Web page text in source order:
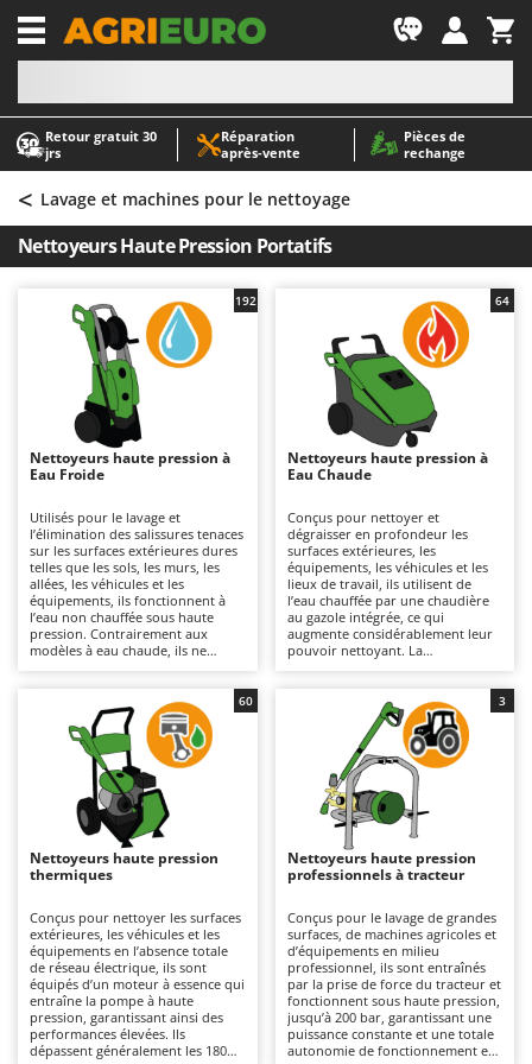
Retour gratuit 30
jrs
Réparation
après‑vente
Pièces de
rechange
-1
A
Abris de jardin
Accessoires pour tracteurs tondeuses autoportés
Aérateurs Scarificateurs pour gazon
Arracheuses de pommes de terre pour tracteur
Aspirateurs - Balais Électriques
Aspirateurs à cendres
Aspirateurs à feuilles sur roues
Aspirateurs de piscine
Aspirateurs Multifonctions
Atomiseurs agricoles pour tracteurs
Atomiseurs pour traitements
Autolaveuses
Autres produits
B
Balayeuses
Bancs de scie pour le bois - Scies à bûches
Barbecues
Bennes pour tracteur
Brosses pour sols extérieurs
Brouettes à moteur
Broyeurs à axe horizontal pour tracteur
Butteurs pour tracteur
C
Chargeurs de batterie - Démarreurs
Charrues pour tracteur
A
AgriEuro Premium
AgriEuro TOP-LINE
AGT
Aima
Airmec
AL-KO
ALA 2000
Alce
Alpina
Ama
Ambrogio Robot
Annovi Reverberi
ANTHBOT
Archman
Ardes
Argo
Ariete
Artus
Attila
Awelco
B
Baesso
Bahco
< Lavage et machines pour le nettoyage
Nettoyeurs Haute Pression Portatifs
Nettoyeurs haute pression à
Eau Froide
Utilisés pour le lavage et
l’élimination des salissures tenaces
sur les surfaces extérieures dures
telles que les sols, les murs, les
allées, les véhicules et les
équipements, ils fonctionnent à
l’eau non chauffée sous haute
pression. Contrairement aux
modèles à eau chaude, ils ne
plus maniables et plus simples à
utiliser ; c’est pourquoi ils sont
également les plus répandus et les
plus vendus. Ils couvrent un large
éventail d’utilisations, du bricolage
à un usage professionnel. Leur
capacité de travail varie en
fonction de la pression (bar) et du
débit (L/min), deux paramètres qui
déterminent le rendement horaire
et l’efficacité du nettoyage. Ils
conviennent aux surfaces de taille
travaux allant des interventions
légères aux utilisations plus
intensives. Disponibles en version
monophasée 230 V, triphasée 400
V ou à batterie, ils sont équipés de
pompes axiales ou linéaires
dotées de têtes en plastique, en
aluminium ou en laiton. Ils sont
utilisés dans les domaines
192
Nettoyeurs haute pression à
Eau Chaude
Conçus pour nettoyer et
dégraisser en profondeur les
surfaces extérieures, les
équipements, les véhicules et les
lieux de travail, ils utilisent de
l’eau chauffée par une chaudière
au gazole intégrée, ce qui
augmente considérablement leur
pouvoir nettoyant. La
graisses, les huiles et les résidus
tenaces avec une efficacité
supérieure à celle des modèles à
eau froide. Adaptés aux surfaces
de taille moyenne à grande ainsi
qu’aux très grandes surfaces, ils
offrent des résultats
professionnels et conviennent
particulièrement aux ateliers, aux
exploitations agricoles, au secteur
du bâtiment et à l’industrie.
Disponibles en version
400 V, ils doivent être raccordés
au réseau électrique au moyen
d’un câble, dont la longueur
détermine leur rayon d’action. Ils
sont équipés de pompes axiales
ou linéaires dotées de têtes en
aluminium ou en laiton, conçues
pour résister aux contraintes
élevées. Il est recommandé de
64
Nettoyeurs haute pression
thermiques
Conçus pour nettoyer les surfaces
extérieures, les véhicules et les
équipements en l’absence totale
de réseau électrique, ils sont
équipés d’un moteur à essence qui
entraîne la pompe à haute
pression, garantissant ainsi des
performances élevées. Ils
dépassent généralement les 180
60
Nettoyeurs haute pression
professionnels à tracteur
Conçus pour le lavage de grandes
surfaces, de machines agricoles et
d’équipements en milieu
professionnel, ils sont entraînés
par la prise de force du tracteur et
fonctionnent sous haute pression,
jusqu’à 200 bar, garantissant une
puissance constante et une totale
autonomie de fonctionnement en
3